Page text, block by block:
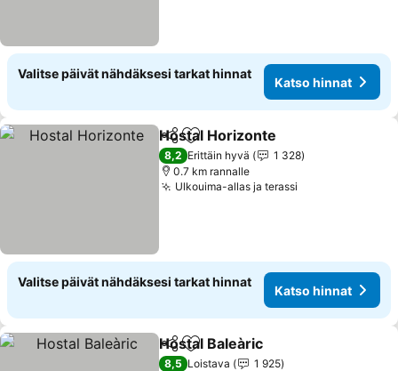
Valitse päivät nähdäksesi tarkat hinnat
Katso hinnat
Jaa Lisää suosikkeihin
Hostal Horizonte
8,2 Erittäin hyvä
1 328
0.7 km rannalle
Ulkouima-allas ja terassi
Valitse päivät nähdäksesi tarkat hinnat
Katso hinnat
Jaa Lisää suosikkeihin
Hostal Baleàric
8,5 Loistava
1 925